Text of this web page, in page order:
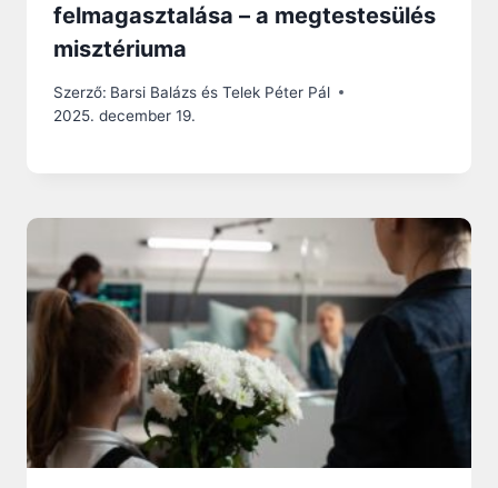
felmagasztalása – a megtestesülés
misztériuma
Szerző: Barsi Balázs és Telek Péter Pál
2025. december 19.